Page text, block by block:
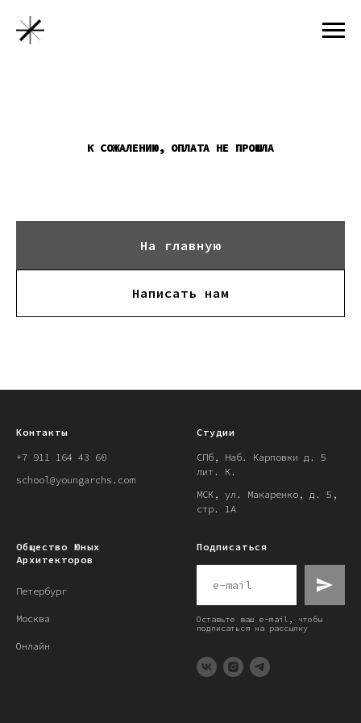
К СОЖАЛЕНИЮ, ОПЛАТА НЕ ПРОШЛА
На главную
Написать нам
Контакты
+7 911 164 43 60
school@youngarchs.com
Студии
СПб, Наб. Карповки д. 5
лит. К.
МСК, ул. Макаренко, д. 5,
стр. 1А
Общество Юных
Архитекторов
Петербург
Москва
Онлайн
Подписаться
Оставьте ваш e-mail, чтобы
подписаться на рассылку